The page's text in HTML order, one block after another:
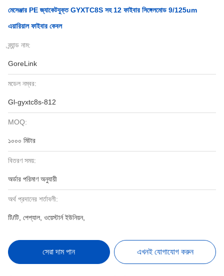
মেসেঞ্জার PE জ্যাকেটযুক্ত GYXTC8S সহ 12 ফাইবার সিঙ্গেলমোড 9/125um
এয়ারিয়াল ফাইবার কেবল
ব্র্যান্ড নাম:
GoreLink
মডেল নম্বর:
Gl-gyxtc8s-812
MOQ:
১০০০ মিটার
বিতরণ সময়:
অর্ডার পরিমাণ অনুযায়ী
অর্থ প্রদানের শর্তাবলী:
টি/টি, পেপ্যাল, ওয়েস্টার্ন ইউনিয়ন,
সেরা দাম পান এখনই যোগাযোগ করুন